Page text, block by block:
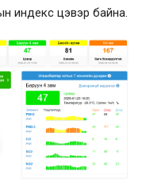
индекс цэвэр байна.